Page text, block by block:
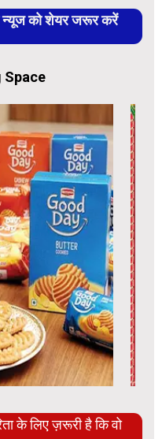
को शेयर जरूर करें
के लिए ज़रूरी है कि वो